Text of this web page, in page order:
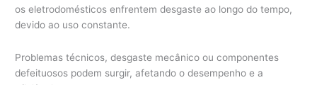
os eletrodomésticos enfrentem desgaste ao longo do tempo,
devido ao uso constante.
Problemas técnicos, desgaste mecânico ou componentes
defeituosos podem surgir, afetando o desempenho e a